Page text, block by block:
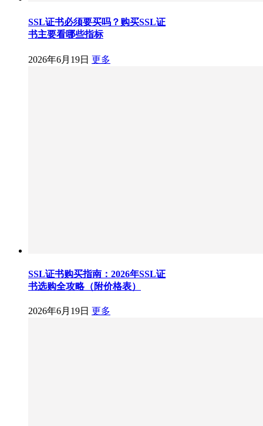
SSL证书必须要买吗？购买SSL证
书主要看哪些指标
2026年6月19日 更多
SSL证书购买指南：2026年SSL证
书选购全攻略（附价格表）
2026年6月19日 更多